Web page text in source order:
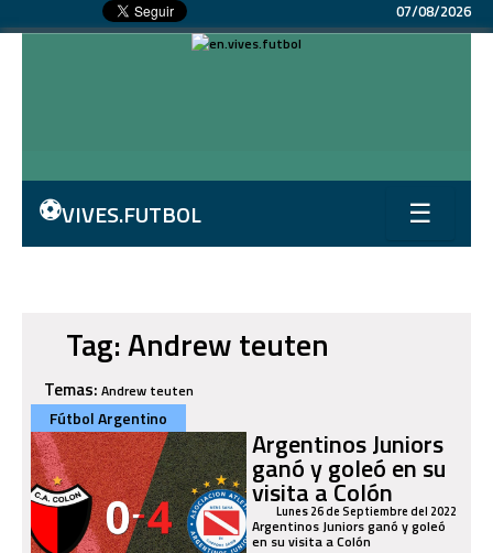
07/08/2026
⚽VIVES.FUTBOL ☰
Tag: Andrew teuten
Temas: Andrew teuten
Fútbol Argentino
Argentinos Juniors
ganó y goleó en su
visita a Colón
Lunes 26 de Septiembre del 2022
Argentinos Juniors ganó y goleó
en su visita a Colón